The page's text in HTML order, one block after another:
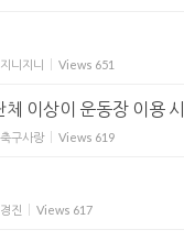
지니지니 Views 651
체 이상이 운동장 이용 시
축구사랑 Views 619
경진 Views 617